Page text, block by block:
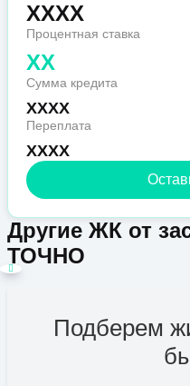
XXXX
Процентная ставка
XX
Сумма кредита
XXXX
Переплата
XXXX
Другие ЖК от
ТОЧНО
Подберем